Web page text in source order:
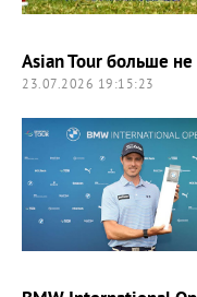
Asian Tour больше
23.07.2026 19:15:23